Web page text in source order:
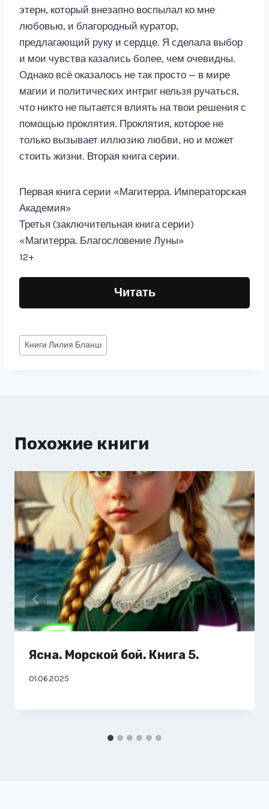
этерн, который внезапно воспылал ко мне
любовью, и благородный куратор,
предлагающий руку и сердце. Я сделала выбор
и мои чувства казались более, чем очевидны.
Однако всё оказалось не так просто — в мире
магии и политических интриг нельзя ручаться,
что никто не пытается влиять на твои решения с
помощью проклятия. Проклятия, которое не
только вызывает иллюзию любви, но и может
стоить жизни. Вторая книга серии.
Первая книга серии «Магитерра. Императорская
Академия»
Третья (заключительная книга серии)
«Магитерра. Благословение Луны»
12+
Читать
Метки
записи:
КнигиЛилия Бланш
Похожие книги
Ясна. Морской бой. Книга 5.
01.06.2025